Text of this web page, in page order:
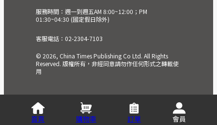
服務時間：週一到週五AM 8:00~12:00；PM
01:30~04:30 (國定假日除外)
客服電話：02-2304-7103
© 2026, China Times Publishing Co Ltd. All Rights
Reserved. 版權所有，非經同意請勿作任何形式之轉載使
用
首頁 購物車 訂單 會員